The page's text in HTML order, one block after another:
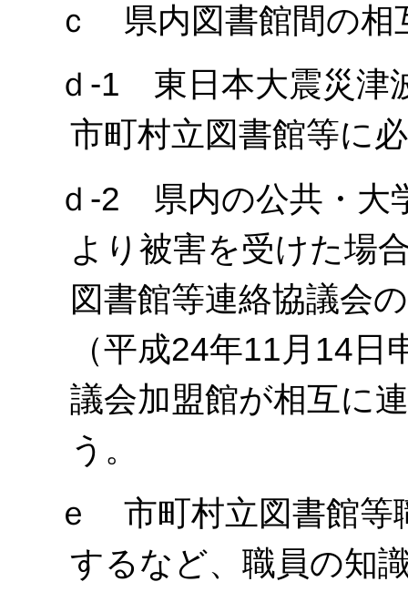
ｃ 県内図書館間の相
ｄ-1 東日本大震災津
市町村立図書館等に
ｄ-2 県内の公共・大
より被害を受けた場
図書館等連絡協議会
（平成24年11月14
議会加盟館が相互に
う。
ｅ 市町村立図書館等
するなど、職員の知